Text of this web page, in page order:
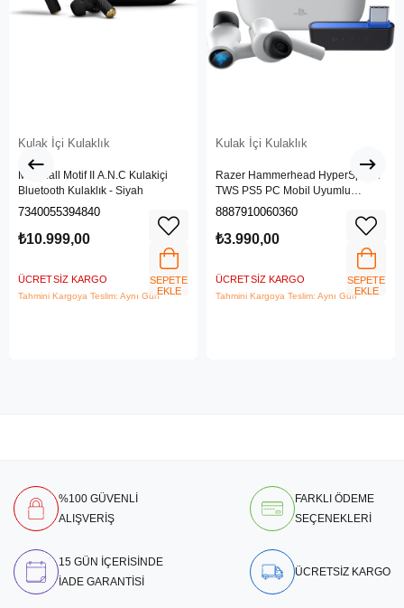
Kulak İçi Kulaklık
Marshall Motif II A.N.C Kulakiçi
Bluetooth Kulaklık - Siyah
7340055394840
₺10.999,00
ÜCRETSIZ KARGO
Tahmini Kargoya Teslim: Aynı Gün
SEPETE
EKLE
Kulak İçi Kulaklık
Razer Hammerhead HyperSpeed
TWS PS5 PC Mobil Uyumlu
Kablosuz Gaming Kulaklık RZ12-
8887910060360
₺3.990,00
ÜCRETSIZ KARGO
Tahmini Kargoya Teslim: Aynı Gün
SEPETE
EKLE
%100 GÜVENLİ
ALIŞVERİŞ
FARKLI ÖDEME
SEÇENEKLERİ
15 GÜN İÇERİSİNDE
İADE GARANTİSİ
ÜCRETSİZ KARGO